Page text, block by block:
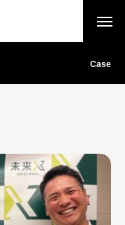
Case